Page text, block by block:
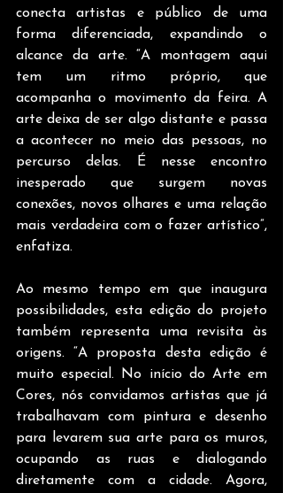
conecta artistas e público de uma
forma diferenciada, expandindo o
alcance da arte. “A montagem aqui
tem um ritmo próprio, que
acompanha o movimento da feira. A
arte deixa de ser algo distante e passa
a acontecer no meio das pessoas, no
percurso delas. É nesse encontro
inesperado que surgem novas
conexões, novos olhares e uma relação
mais verdadeira com o fazer artístico”,
enfatiza.
Ao mesmo tempo em que inaugura
possibilidades, esta edição do projeto
também representa uma revisita às
origens. “A proposta desta edição é
muito especial. No início do Arte em
Cores, nós convidamos artistas que já
trabalhavam com pintura e desenho
para levarem sua arte para os muros,
ocupando as ruas e dialogando
diretamente com a cidade. Agora,